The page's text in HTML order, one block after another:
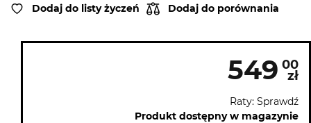
Dodaj do listy życzeń Dodaj do porównania
549 00
zł
Raty: Sprawdź
Produkt dostępny w magazynie